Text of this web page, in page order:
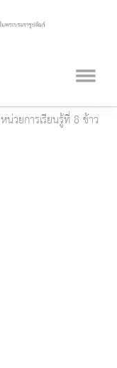
หน่วยการเรียนรู้ที่ 8 ข้าว